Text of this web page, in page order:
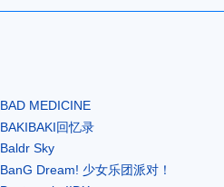
BAD MEDICINE
BAKIBAKI回忆录
Baldr Sky
BanG Dream! 少女乐团派对！